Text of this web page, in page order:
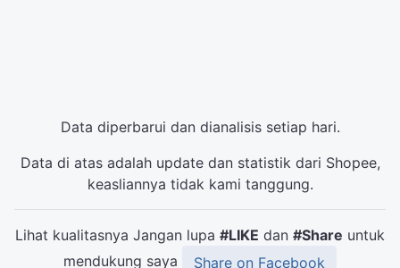
Data diperbarui dan dianalisis setiap hari.
Data di atas adalah update dan statistik dari Shopee,
keasliannya tidak kami tanggung.
Lihat kualitasnya Jangan lupa #LIKE dan #Share untuk
mendukung saya
Share on Facebook